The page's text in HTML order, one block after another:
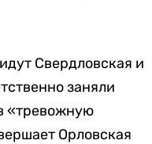
Свердловская и
заняли
«тревожную
Орловская